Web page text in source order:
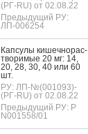
(РГ-RU) от 02.08.22
Предыдущий РУ:
ЛП-006254
Кап­су­лы ки­шеч­но­рас­
тво­римые 20 мг: 14,
20, 28, 30, 40 или 60
шт.
РУ: ЛП-№(001093)-
(РГ-RU) от 02.08.22
Предыдущий РУ: Р
N001558/01